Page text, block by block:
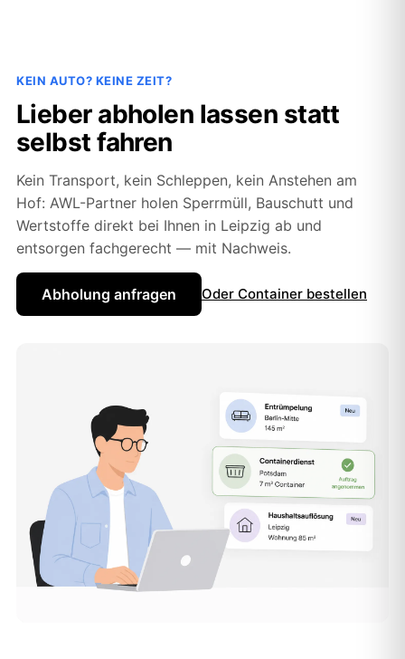
KEIN AUTO? KEINE ZEIT?
Lieber abholen lassen statt
selbst fahren
Kein Transport, kein Schleppen, kein Anstehen am
Hof: AWL-Partner holen Sperrmüll, Bauschutt und
Wertstoffe direkt bei Ihnen in Leipzig ab und
entsorgen fachgerecht — mit Nachweis.
Abholung anfragen Oder Container bestellen